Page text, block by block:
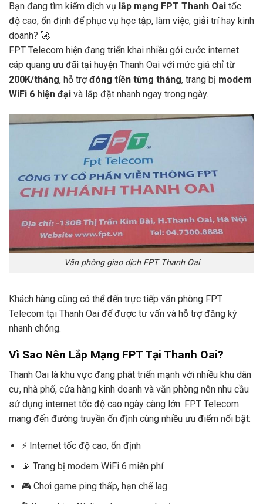
Bạn đang tìm kiếm dịch vụ lắp mạng FPT Thanh Oai tốc
độ cao, ổn định để phục vụ học tập, làm việc, giải trí hay kinh
doanh? 🚀
FPT Telecom hiện đang triển khai nhiều gói cước internet
cáp quang ưu đãi tại huyện Thanh Oai với mức giá chỉ từ
200K/tháng, hỗ trợđóng tiền từng tháng, trang bị modem
WiFi 6 hiện đại và lắp đặt nhanh ngay trong ngày.
Văn phòng giao dịch FPT Thanh Oai
Khách hàng cũng có thể đến trực tiếp văn phòng FPT
Telecom tại Thanh Oai để được tư vấn và hỗ trợ đăng ký
nhanh chóng.
Vì Sao Nên Lắp Mạng FPT Tại Thanh Oai?
Thanh Oai là khu vực đang phát triển mạnh với nhiều khu dân
cư, nhà phố, cửa hàng kinh doanh và văn phòng nên nhu cầu
sử dụng internet tốc độ cao ngày càng lớn. FPT Telecom
mang đến đường truyền ổn định cùng nhiều ưu điểm nổi bật:
⚡ Internet tốc độ cao, ổn định
📡 Trang bị modem WiFi 6 miễn phí
🎮 Chơi game ping thấp, hạn chế lag